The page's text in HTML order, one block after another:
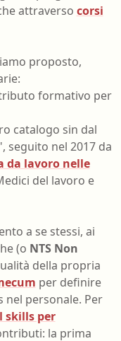
attraverso corsi
proposto,
formativo per
catalogo sin dal
seguito nel 2017 da
da lavoro nelle
del lavoro e
a se stessi, ai
(o NTS Non
della propria
per definire
personale. Per
skills per
la prima